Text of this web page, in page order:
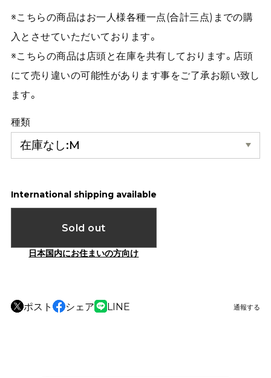
※こちらの商品はお一人様各種一点(合計三点)までの購
入とさせていただいております。
※こちらの商品は店頭と在庫を共有しております。店頭
にて売り違いの可能性があります事をご了承お願い致し
ます。
種類
International shipping available
Sold out
日本国内にお住まいの方向け
ポスト シェア LINE 通報する